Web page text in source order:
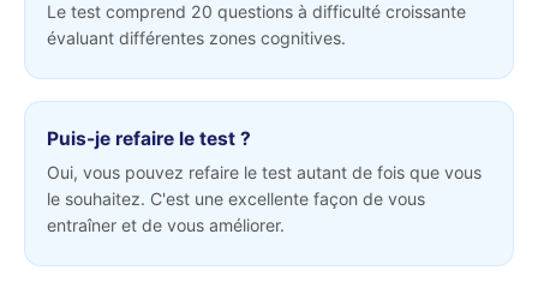
Le test comprend 20 questions à difficulté croissante
évaluant différentes zones cognitives.
Puis-je refaire le test ?
Oui, vous pouvez refaire le test autant de fois que vous
le souhaitez. C'est une excellente façon de vous
entraîner et de vous améliorer.